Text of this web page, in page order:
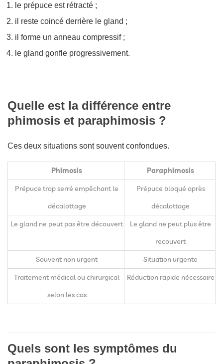
le prépuce est rétracté ;
il reste coincé derrière le gland ;
il forme un anneau compressif ;
le gland gonfle progressivement.
Quelle est la différence entre
phimosis et paraphimosis ?
Ces deux situations sont souvent confondues.
Phimosis
Paraphimosis
Prépuce trop serré empêchant le
décalottage
Prépuce bloqué après
décalottage
Le gland ne peut pas être découvert
Le gland ne peut plus être
recouvert
Souvent non urgent
Situation urgente
Traitement médical ou chirurgical
selon les cas
Réduction rapide nécessaire
Quels sont les symptômes du